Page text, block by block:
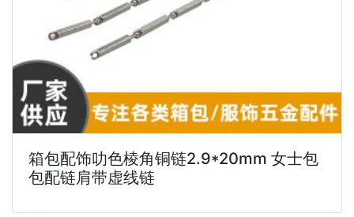
箱包配饰叻色棱角铜链2.9*20mm 女士包
包配链肩带虚线链